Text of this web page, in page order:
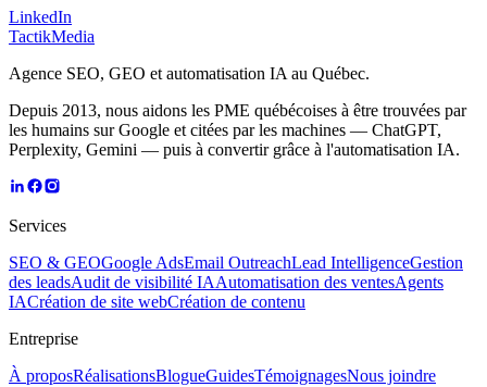
LinkedIn
TactikMedia
Agence SEO, GEO et automatisation IA au Québec.
Depuis 2013, nous aidons les PME québécoises à être trouvées par
les humains sur Google et citées par les machines — ChatGPT,
Perplexity, Gemini — puis à convertir grâce à l'automatisation IA.
Services
SEO & GEOGoogle AdsEmail OutreachLead IntelligenceGestion
des leadsAudit de visibilité IAAutomatisation des ventesAgents
IACréation de site webCréation de contenu
Entreprise
À proposRéalisationsBlogueGuidesTémoignagesNous joindre